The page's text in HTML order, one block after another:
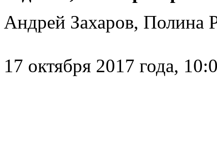
Андрей Захаров, Полина
17 октября 2017 года,